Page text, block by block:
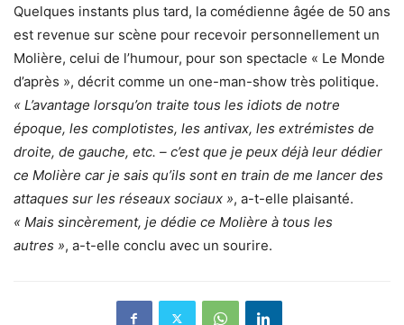
Quelques instants plus tard, la comédienne âgée de 50 ans
est revenue sur scène pour recevoir personnellement un
Molière, celui de l’humour, pour son spectacle « Le Monde
d’après », décrit comme un one-man-show très politique.
« L’avantage lorsqu’on traite tous les idiots de notre
époque, les complotistes, les antivax, les extrémistes de
droite, de gauche, etc. – c’est que je peux déjà leur dédier
ce Molière car je sais qu’ils sont en train de me lancer des
attaques sur les réseaux sociaux », a-t-elle plaisanté.
« Mais sincèrement, je dédie ce Molière à tous les
autres », a-t-elle conclu avec un sourire.